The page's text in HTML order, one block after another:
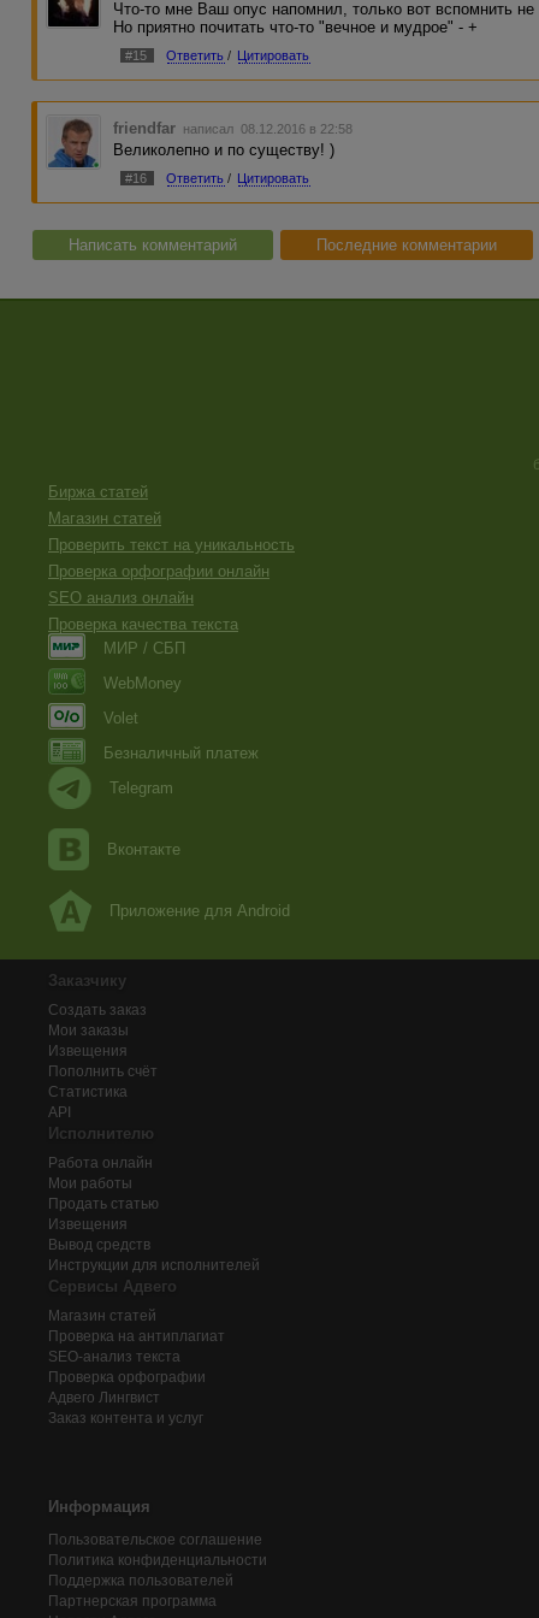
Что-то мне Ваш опус напомнил, только вот вспомнить не
Но приятно почитать что-то "вечное и мудрое" - +
#15 Ответить / Цитировать
friendfar написал 08.12.2016 в 22:58
Великолепно и по существу! )
#16 Ответить / Цитировать
Написать комментарий Последние комментарии
Биржа статей
Магазин статей
Проверить текст на уникальность
Проверка орфографии онлайн
SEO анализ онлайн
Проверка качества текста
МИР / СБП
WebMoney
Volet
Безналичный платеж
Telegram
Вконтакте
Приложение для Android
Заказчику
Создать заказ
Мои заказы
Извещения
Пополнить счёт
Статистика
API
Исполнителю
Работа онлайн
Мои работы
Продать статью
Извещения
Вывод средств
Инструкции для исполнителей
Сервисы Адвего
Магазин статей
Проверка на антиплагиат
SEO-анализ текста
Проверка орфографии
Адвего Лингвист
Заказ контента и услуг
Информация
Пользовательское соглашение
Политика конфиденциальности
Поддержка пользователей
Партнерская программа